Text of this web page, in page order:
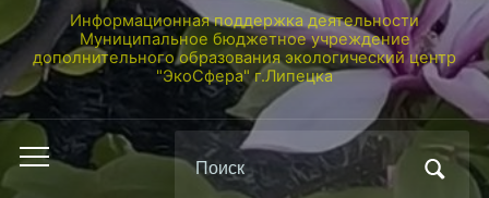
Информационная поддержка деятельности
Муниципальное бюджетное учреждение
дополнительного образования экологический центр
"ЭкоСфера" г.Липецка
Переключить
Поиск
по: